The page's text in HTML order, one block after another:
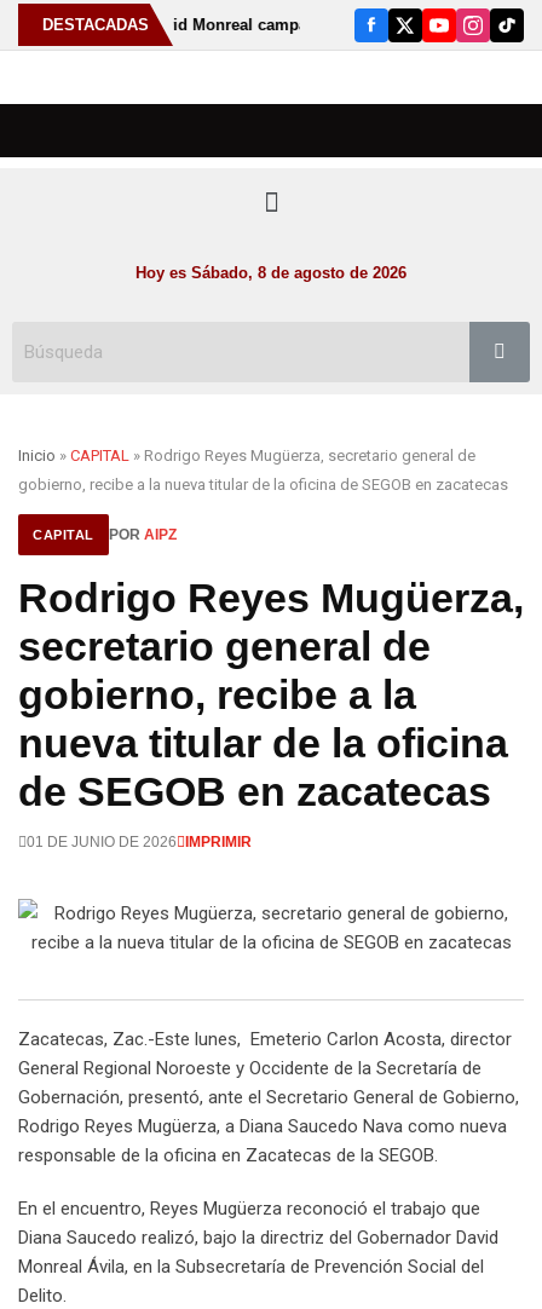
DESTACADASDavid Monreal campaña estatal para prevenir y combatir
Hoy es Sábado, 8 de agosto de 2026
Inicio » CAPITAL » Rodrigo Reyes Mugüerza, secretario general de
gobierno, recibe a la nueva titular de la oficina de SEGOB en zacatecas
CAPITAL POR AIPZ
Rodrigo Reyes Mugüerza,
secretario general de
gobierno, recibe a la
nueva titular de la oficina
de SEGOB en zacatecas
01 DE JUNIO DE 2026 IMPRIMIR
Zacatecas, Zac.-Este lunes, Emeterio Carlon Acosta, director
General Regional Noroeste y Occidente de la Secretaría de
Gobernación, presentó, ante el Secretario General de Gobierno,
Rodrigo Reyes Mugüerza, a Diana Saucedo Nava como nueva
responsable de la oficina en Zacatecas de la SEGOB.
En el encuentro, Reyes Mugüerza reconoció el trabajo que
Diana Saucedo realizó, bajo la directriz del Gobernador David
Monreal Ávila, en la Subsecretaría de Prevención Social del
Delito.